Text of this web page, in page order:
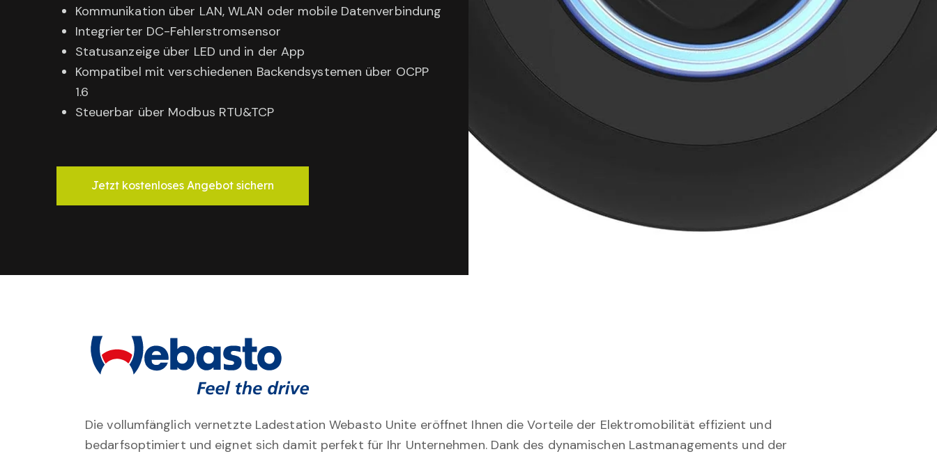
Kommunikation über LAN, WLAN oder mobile Datenverbindung
Integrierter DC-Fehlerstromsensor
Statusanzeige über LED und in der App
Kompatibel mit verschiedenen Backendsystemen über OCPP
1.6
Steuerbar über Modbus RTU&TCP
Jetzt kostenloses Angebot sichern
Die vollumfänglich vernetzte Ladestation Webasto Unite eröffnet Ihnen die Vorteile der Elektromobilität effizient und
bedarfsoptimiert und eignet sich damit perfekt für Ihr Unternehmen. Dank des dynamischen Lastmanagements und der